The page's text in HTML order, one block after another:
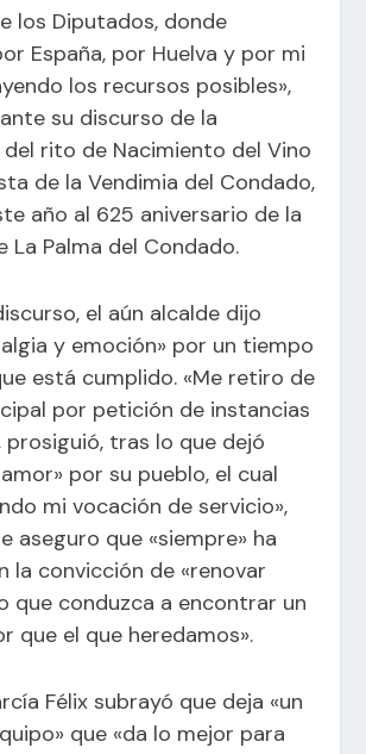
los Diputados, donde
España, por Huelva y por mi
los recursos posibles»,
su discurso de la
rito de Nacimiento del Vino
de la Vendimia del Condado,
año al 625 aniversario de la
La Palma del Condado.
el aún alcalde dijo
y emoción» por un tiempo
está cumplido. «Me retiro de
por petición de instancias
prosiguió, tras lo que dejó
por su pueblo, el cual
mi vocación de servicio»,
aseguro que «siempre» ha
la convicción de «renovar
que conduzca a encontrar un
que el que heredamos».
Félix subrayó que deja «un
que «da lo mejor para